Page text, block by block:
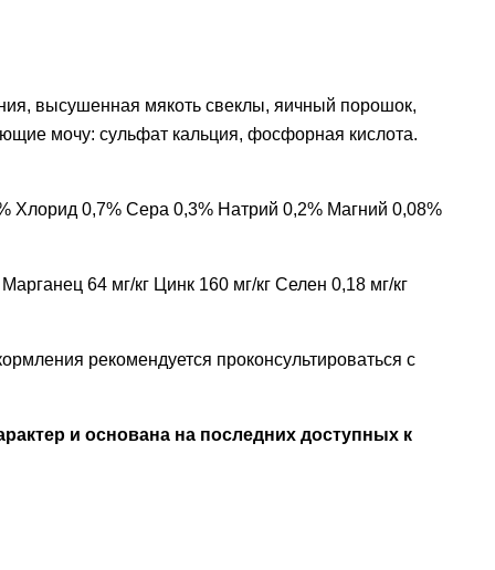
высушенная мякоть свеклы, яичный порошок,
мочу: сульфат кальция, фосфорная кислота.
Хлорид 0,7% Сера 0,3% Натрий 0,2% Магний 0,08%
64 мг/кг Цинк 160 мг/кг Селен 0,18 мг/кг
рекомендуется проконсультироваться с
и основана на последних доступных к